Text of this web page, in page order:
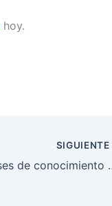
hoy.
SIGUIENTE
Cómo integrar